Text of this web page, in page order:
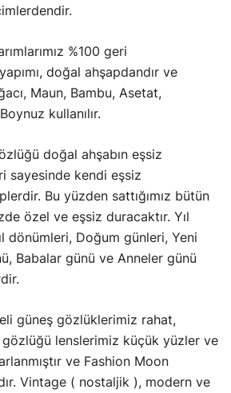
%100 geri
doğal ahşapdandır ve
Maun, Bambu, Asetat,
kullanılır.
doğal ahşabın eşsiz
sayesinde kendi eşsiz
Bu yüzden sattığımız bütün
özel ve eşsiz duracaktır. Yıl
dönümleri, Doğum günleri, Yeni
Babalar günü ve Anneler günü
güneş gözlüklerimiz rahat,
gözlüğü lenslerimiz küçük yüzler ve
ve Fashion Moon
Vintage ( nostaljik ), modern ve